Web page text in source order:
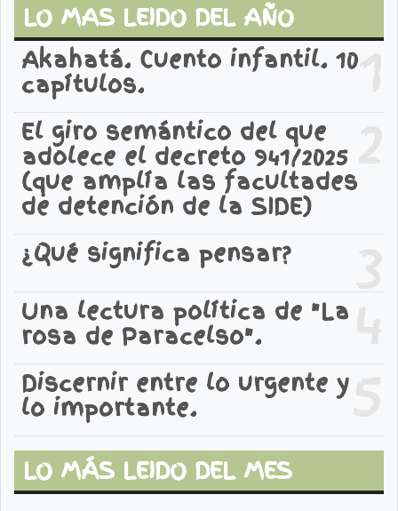
LO MAS LEIDO DEL AÑO
1
Akahatá. Cuento infantil. 10
capítulos.
2
El giro semántico del que
adolece el decreto 941/2025
(que amplía las facultades
de detención de la SIDE)
3
¿Qué significa pensar?
4
Una lectura política de "La
rosa de Paracelso".
5
Discernir entre lo urgente y
lo importante.
LO MÁS LEIDO DEL MES